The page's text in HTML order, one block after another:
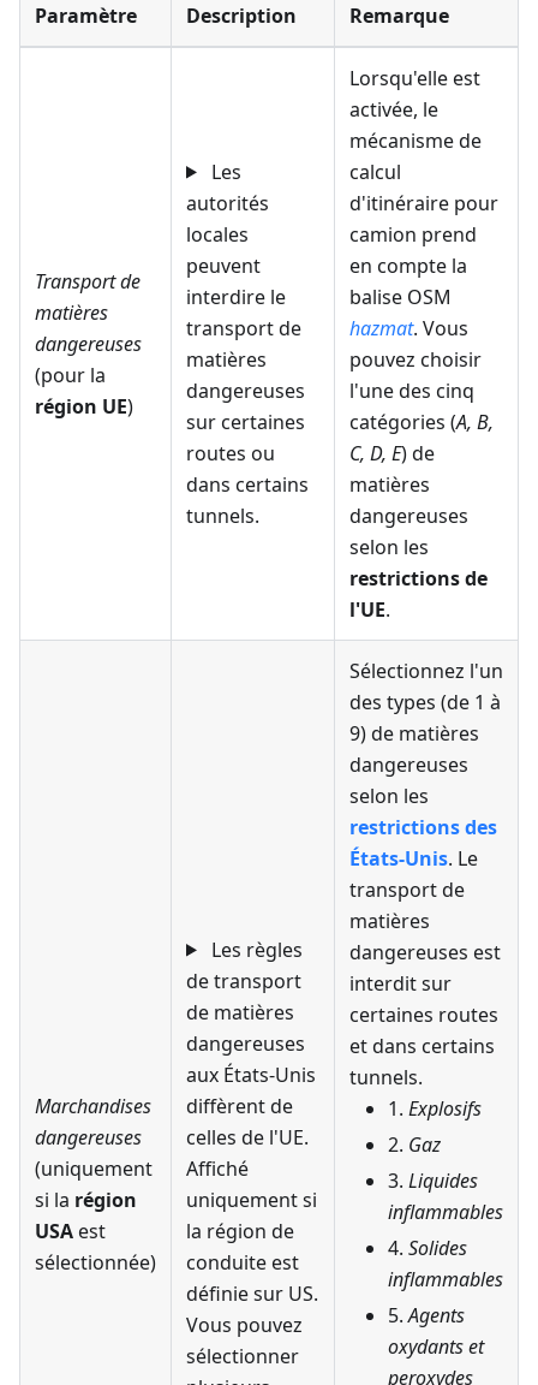
Paramètre Description Remarque
Transport de
matières
dangereuses
(pour la
région UE)
Les
autorités
locales
peuvent
interdire le
transport de
matières
dangereuses
sur certaines
routes ou
dans certains
tunnels.
Lorsqu'elle est
activée, le
mécanisme de
calcul
d'itinéraire pour
camion prend
en compte la
balise OSM
hazmat. Vous
pouvez choisir
l'une des cinq
catégories (A, B,
C, D, E) de
matières
dangereuses
selon les
restrictions de
l'UE.
Marchandises
dangereuses
(uniquement
si la région
USAest
sélectionnée)
Les règles
de transport
de matières
dangereuses
aux États-Unis
diffèrent de
celles de l'UE.
Affiché
uniquement si
la région de
conduite est
définie sur US.
Vous pouvez
sélectionner
Sélectionnez l'un
des types (de 1 à
9) de matières
dangereuses
selon les
restrictions des
États-Unis. Le
transport de
matières
dangereuses est
interdit sur
certaines routes
et dans certains
tunnels.
1. Explosifs
2. Gaz
3. Liquides
inflammables
4. Solides
inflammables
5.Agents
oxydants et
peroxydes